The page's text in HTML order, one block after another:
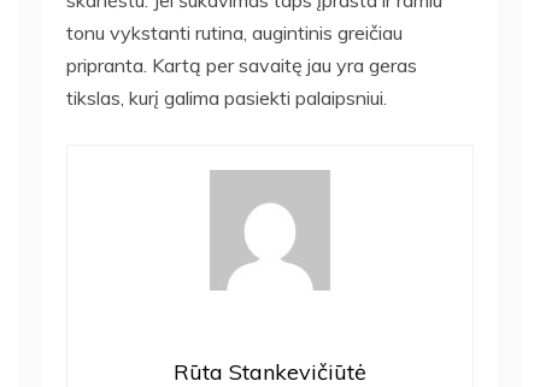
tonu vykstanti rutina, augintinis greičiau
pripranta. Kartą per savaitę jau yra geras
tikslas, kurį galima pasiekti palaipsniui.
Rūta Stankevičiūtė